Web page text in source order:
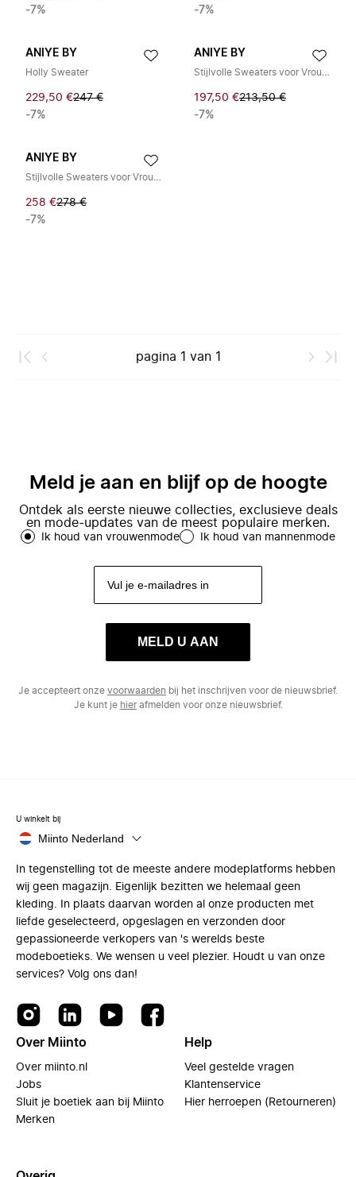
-7%
-7%
ANIYE BY
Holly Sweater
229,50 €247 €
-7%
ANIYE BY
Stijlvolle Sweaters voor Vrouwen
197,50 €213,50 €
-7%
ANIYE BY
Stijlvolle Sweaters voor Vrouwen
258 €278 €
-7%
pagina 1 van 1
Meld je aan en blijf op de hoogte
Ontdek als eerste nieuwe collecties, exclusieve deals
en mode-updates van de meest populaire merken.
Ik houd van vrouwenmode Ik houd van mannenmode
MELD U AAN
Je accepteert onze voorwaarden bij het inschrijven voor de nieuwsbrief.
Je kunt je hierafmelden voor onze nieuwsbrief.
U winkelt bij
Miinto Nederland
In tegenstelling tot de meeste andere modeplatforms hebben
wij geen magazijn. Eigenlijk bezitten we helemaal geen
kleding. In plaats daarvan worden al onze producten met
liefde geselecteerd, opgeslagen en verzonden door
gepassioneerde verkopers van 's werelds beste
modeboetieks. We wensen u veel plezier. Houdt u van onze
services? Volg ons dan!
Over Miinto
Over miinto.nl
Jobs
Sluit je boetiek aan bij Miinto
Merken
Help
Veel gestelde vragen
Klantenservice
Hier herroepen (Retourneren)